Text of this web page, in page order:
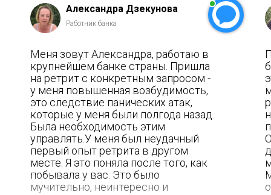
Александра Дзекунова
Работник банка
Меня зовут Александра, работаю в
крупнейшем банке страны. Пришла
на ретрит с конкретным запросом -
у меня повышенная возбудимость,
это следствие панических атак,
которые у меня были полгода назад.
Была необходимость этим
управлять.У меня был неудачный
первый опыт ретрита в другом
месте. Я это поняла после того, как
побывала у вас. Это было
мучительно, неинтересно и